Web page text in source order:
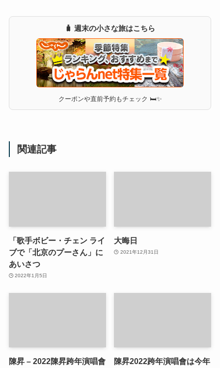
🧳 週末の小さな旅はこちら
クーポンや直前予約もチェック 🛏✨
関連記事
「歌手ボビー・チェン ライ
ブで「北京のプーさん」に
あいさつ
2022年1月5日
大晦日
2021年12月31日
陳昇 – 2022陳昇跨年演唱會
陳昇2022跨年演唱會は今年